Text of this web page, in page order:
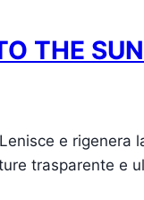
THE
Lenisce e rigenera
trasparente e